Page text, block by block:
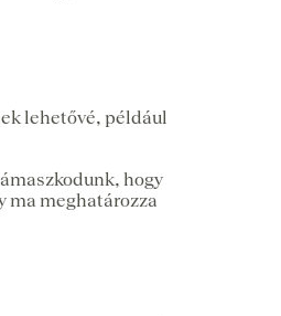
lehetővé, például
hogy
ma meghatározza